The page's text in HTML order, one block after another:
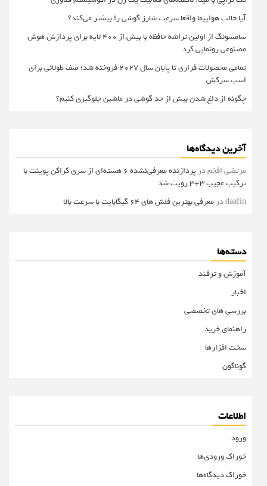
آیا حالت هواپیما واقعا سرعت شارژ گوشی را بیشتر می‌کند؟
سامسونگ از اولین تراشه حافظه با بیش از ۴۰۰ لایه برای پردازش هوش
مصنوعی رونمایی کرد
تمامی محصولات فراری تا پایان سال ۲۰۲۷ فروخته شد؛ صف طولانی برای
اسب سرکش
چگونه از داغ شدن بیش از حد گوشی در ماشین جلوگیری کنیم؟
آخرین دیدگاه‌ها
مرتضی افخمدر
پردازنده معرفی‌نشده 6 هسته‌ای از سری کراکن پوینت با
ترکیب عجیب 3+3 رویت شد
daafinدر معرفی بهترین فلش های 64 گیگابایت با سرعت بالا
دسته‌ها
آموزش و ترفند
اخبار
بررسی های تخصصی
راهنمای خرید
سخت افزارها
گوناگون
اطلاعات
ورود
خوراک ورودی‌ها
خوراک دیدگاه‌ها